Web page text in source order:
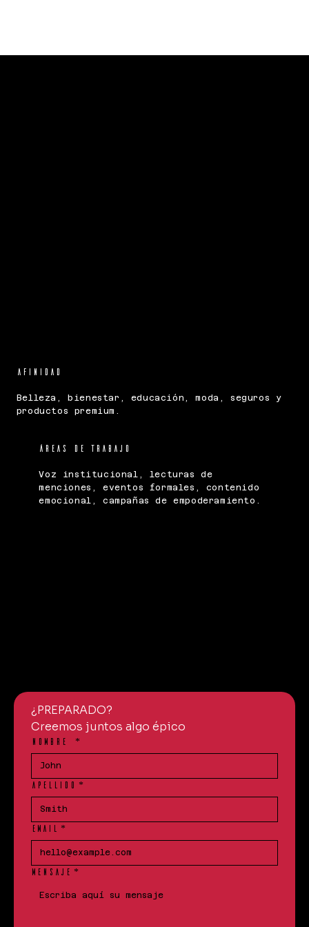
AFINIDAD
Belleza, bienestar, educación, moda, seguros y
productos premium.
ÁREAS DE TRabajo
Voz institucional, lecturas de
menciones, eventos formales, contenido
emocional, campañas de empoderamiento.
¿PREPARADO?
Creemos juntos algo épico
NOMBRE *
APELLIDO *
EMAIL *
MENSAJE *